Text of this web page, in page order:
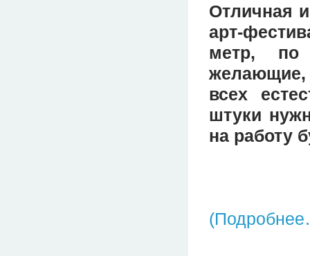
Отличная
арт-
метр, по
желающие,
всех
штуки
на работу